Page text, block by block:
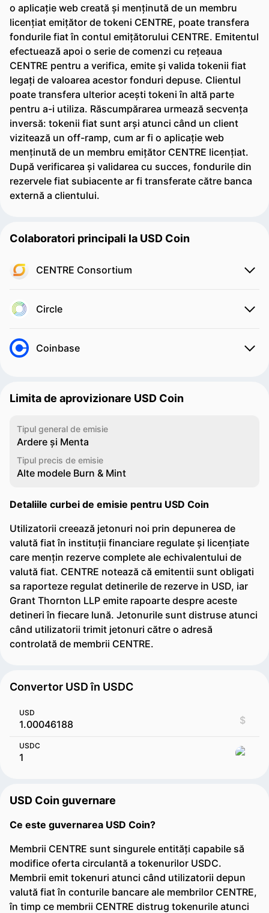
o aplicație web creată și menținută de un membru
licențiat emițător de tokeni CENTRE, poate transfera
fondurile fiat în contul emițătorului CENTRE. Emitentul
efectuează apoi o serie de comenzi cu rețeaua
CENTRE pentru a verifica, emite și valida tokenii fiat
legați de valoarea acestor fonduri depuse. Clientul
poate transfera ulterior acești tokeni în altă parte
pentru a-i utiliza. Răscumpărarea urmează secvența
inversă: tokenii fiat sunt arși atunci când un client
vizitează un off-ramp, cum ar fi o aplicație web
menținută de un membru emițător CENTRE licențiat.
După verificarea și validarea cu succes, fondurile din
rezervele fiat subiacente ar fi transferate către banca
externă a clientului.
Colaboratori principali la USD Coin
CENTRE Consortium
Circle
Coinbase
Limita de aprovizionare USD Coin
Tipul general de emisie
Ardere și Menta
Tipul precis de emisie
Alte modele Burn & Mint
Detaliile curbei de emisie pentru USD Coin
Utilizatorii creează jetonuri noi prin depunerea de
valută fiat în instituții financiare regulate și licențiate
care mențin rezerve complete ale echivalentului de
valută fiat. CENTRE notează că emitentii sunt obligati
sa raporteze regulat detinerile de rezerve in USD, iar
Grant Thornton LLP emite rapoarte despre aceste
detineri în fiecare lună. Jetonurile sunt distruse atunci
când utilizatorii trimit jetonuri către o adresă
controlată de membrii CENTRE.
Convertor USD în USDC
USD
$
USDC
USD Coin guvernare
Ce este guvernarea USD Coin?
Membrii CENTRE sunt singurele entități capabile să
modifice oferta circulantă a tokenurilor USDC.
Membrii emit tokenuri atunci când utilizatorii depun
valută fiat în conturile bancare ale membrilor CENTRE,
în timp ce membrii CENTRE distrug tokenurile atunci